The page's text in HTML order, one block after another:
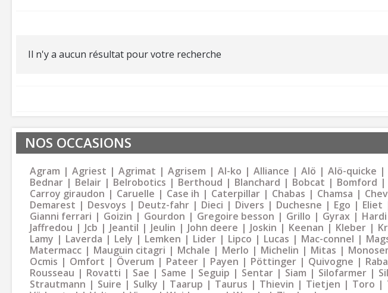
Il n'y a aucun résultat pour votre recherche
NOS OCCASIONS
Agram Agriest Agrimat Agrisem Al-ko Alliance Alö Alö-quicke
Bednar
Belair Belrobotics Berthoud Blanchard Bobcat Bomford
Carroy giraudon
Caruelle Case ih Caterpillar Chabas Chamsa
Demarest
Desvoys Deutz-fahr Dieci Divers Duchesne Ego Eliet
Gianni ferrari
Goizin Gourdon Gregoire besson Grillo Gyrax Hardi
Jaffredou
Jcb Jeantil Jeulin John deere Joskin Keenan Kleber
Lamy
Laverda Lely Lemken Lider Lipco Lucas Mac-connel
Matermacc
Mauguin citagri Mchale Merlo Michelin Mitas
Ocmis
Omfort Överum Pateer Payen Pöttinger Quivogne
Rousseau
Rovatti Sae Same Seguip Sentar Siam Silofarmer
Strautmann
Suire Sulky Taarup Taurus Thievin Tietjen Toro